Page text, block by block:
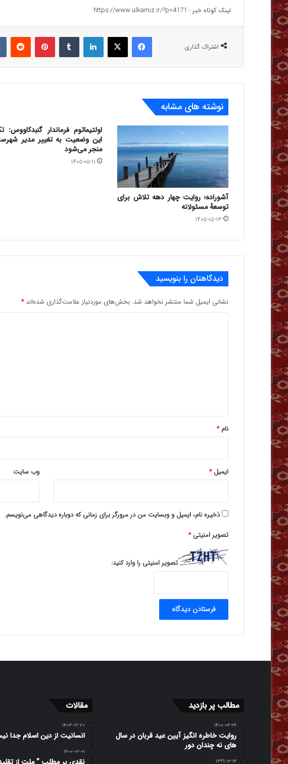
لینک کوتاه خبر : https://www.ulkamiz.ir/?p=4171
اشتراک گذاری
فیس بوک X لینکدین ‫پین‌ترست ‫رددیت
نوشته های مشابه
آشوراده؛ روایت چهار دهه تلاش برای
توسعهٔ مسئولانه
۱۴۰۵-۰۵-۱۳
اولتیماتوم فرماندار گنبدکاووس:
این وضعیت به تغییر مدیر
منجر می‌شود
۱۴۰۵-۰۵-۱۱
دیدگاهتان را بنویسید
نشانی ایمیل شما منتشر نخواهد شد. بخش‌های موردنیاز علامت‌گذاری شده‌اند*
نام*
ایمیل* وب‌ سایت
ذخیره نام، ایمیل و وبسایت من در مرورگر برای زمانی که دوباره دیدگاهی می‌نویسم.
تصویر امنیتی*
تصویر امنیتی را وارد کنید:
مطالب پر بازدید
۱۴۰۰-۰۴-۲۴
روایت خاطره انگیز آیین عید قربان در سال
های نه چندان دور
۱۳۹۹-۱۲-۱۴
مقالات
۱۴۰۳-۰۹-۲۰
انسانیت از دین اسلام جدا
۱۴۰۰-۰۲-۰۱